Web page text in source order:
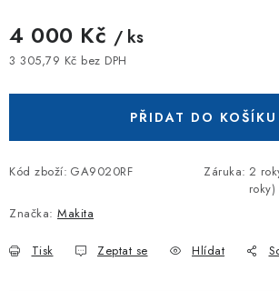
4 000 Kč / ks
3 305,79 Kč bez DPH
PŘIDAT DO KOŠÍKU
Kód zboží: GA9020RF Záruka: 2
roky)
Značka: Makita
Tisk Zeptat se Hlídat